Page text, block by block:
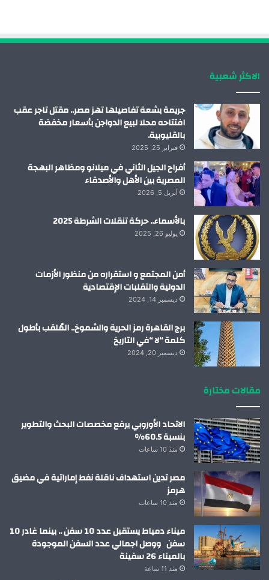
الاكثر شعبية
جريمة بشعة تفاصيلها تهز مصر.. مقتل تاجر عقب
افتتاحه محلا لبيع الدواجن بأسعار مخفضة
بالقليوبية.
فبراير 25, 2025
أفراح الجيل الثاني في ميلانو ومظاهر البهجة
المصرية بين الأهل والأصدقاء
أبريل 5, 2026
بالأسماء.. حركة تنقلات الشرطة 2025
يوليو 26, 2025
أمن المجتمع و استقراره من منظور الأزمات
الدولية والتقلبات الإقتصادية
ديسمبر 14, 2024
برج القاهرة رمز الحرية والشموخ.. المُلقب بأطول
كلمة “لا “في التاريخ
ديسمبر 20, 2024
مقالات مختارة
الاتحاد الأوروبي يرفع مخصصات البحث والتطوير
بنسبة 60.5%
منذ 10 ساعات
مصر تدين استهداف ناقلة نفط إماراتية في مضيق
هرمز
منذ 10 ساعات
ميناء دمياط يستقبل عدد 10 سفن .. بينما غادر 10
سفن ووصل اجمالي عدد السفن الموجودة
بالميناء 26 سفينة
منذ 11 ساعة